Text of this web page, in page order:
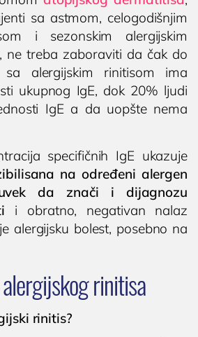
sa astmom, celogodišnjim
i sezonskim alergijskim
ne treba zaboraviti da čak do
alergijskim rinitisom ima
ukupnog IgE, dok 20% ljudi
IgE a da uopšte nema
specifičnih IgE ukazuje
na određeni alergen
da znači i dijagnozu
i obratno, negativan nalaz
alergijsku bolest, posebno na
rinitisa
rinitis?